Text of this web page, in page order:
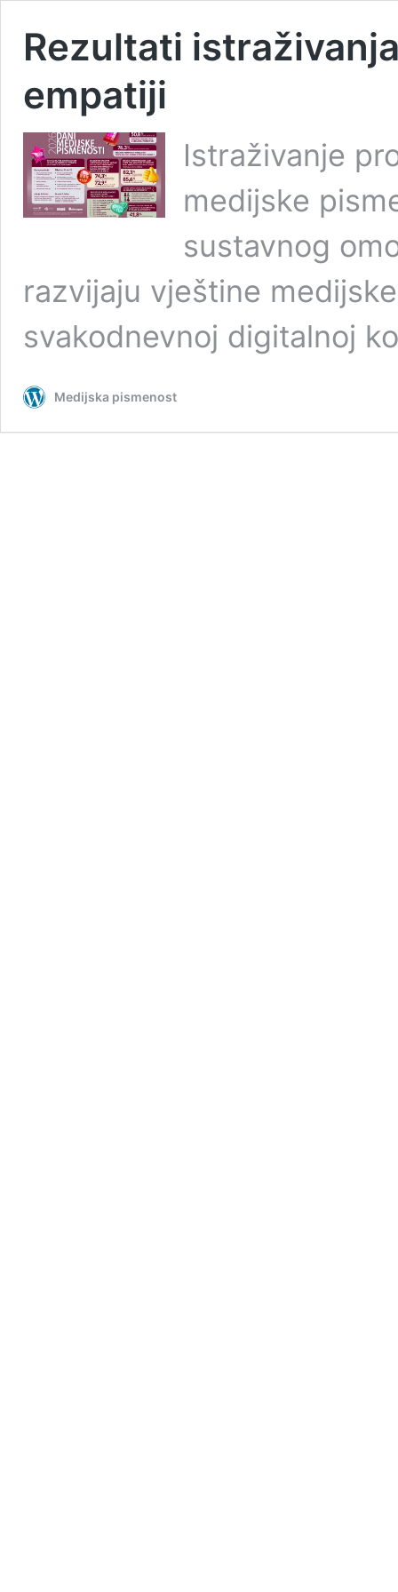
Rezultati
empatiji
Istraživanje
medijske
sustavnog
razvijaju vještine
svakodnevnoj digitalnoj
Medijska pismenost